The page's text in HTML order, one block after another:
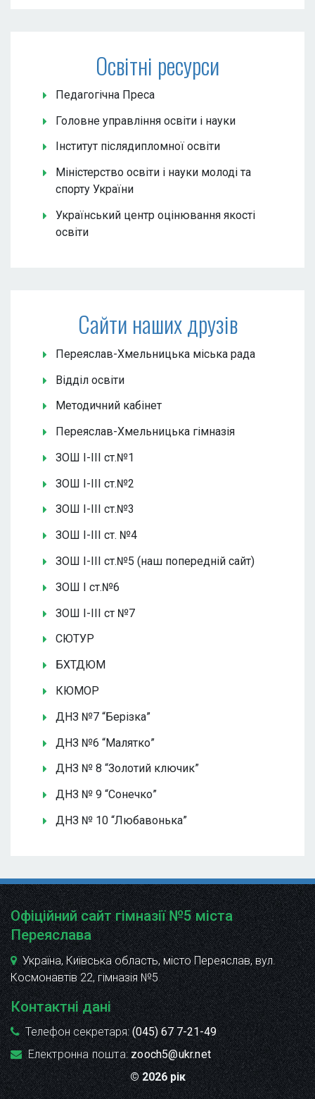
Освітні ресурси
Педагогічна Преса
Головне управління освіти і науки
Інститут післядипломної освіти
Міністерство освіти і науки молоді та
спорту України
Український центр оцінювання якості
освіти
Сайти наших друзів
Переяслав-Хмельницька міська рада
Відділ освіти
Методичний кабінет
Переяслав-Хмельницька гімназія
ЗОШ І-ІІІ ст.№1
ЗОШ І-ІІІ ст.№2
ЗОШ І-ІІІ ст.№3
ЗОШ І-ІІІ ст. №4
ЗОШ І-ІІІ ст.№5 (наш попередній сайт)
ЗОШ І ст.№6
ЗОШ І-ІІІ ст №7
СЮТУР
БХТДЮМ
КЮМОР
ДНЗ №7 “Берізка”
ДНЗ №6 “Малятко”
ДНЗ № 8 “Золотий ключик”
ДНЗ № 9 “Сонечко”
ДНЗ № 10 “Любавонька”
Офіційний сайт гімназії №5 міста
Переяслава
Україна, Київська область, місто Переяслав, вул.
Космонавтів 22, гімназія №5
Контактні дані
Телефон секретаря:(045) 67 7-21-49
Електронна пошта:zooch5@ukr.net
© 2026 рік